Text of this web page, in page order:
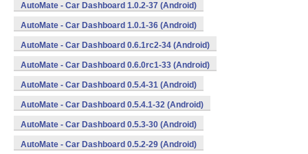
AutoMate - Car Dashboard 1.0.2-37 (Android)
AutoMate - Car Dashboard 1.0.1-36 (Android)
AutoMate - Car Dashboard 0.6.1rc2-34 (Android)
AutoMate - Car Dashboard 0.6.0rc1-33 (Android)
AutoMate - Car Dashboard 0.5.4-31 (Android)
AutoMate - Car Dashboard 0.5.4.1-32 (Android)
AutoMate - Car Dashboard 0.5.3-30 (Android)
AutoMate - Car Dashboard 0.5.2-29 (Android)